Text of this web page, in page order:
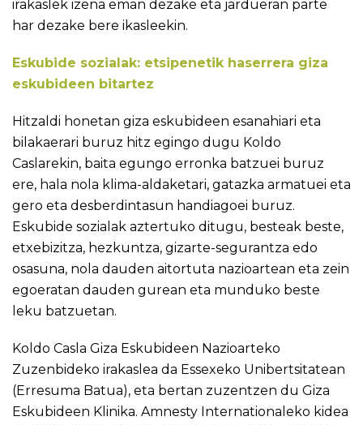
irakaslek izena eman dezake eta jardueran parte
har dezake bere ikasleekin.
Eskubide sozialak: etsipenetik haserrera giza
eskubideen bitartez
Hitzaldi honetan giza eskubideen esanahiari eta
bilakaerari buruz hitz egingo dugu Koldo
Caslarekin, baita egungo erronka batzuei buruz
ere, hala nola klima-aldaketari, gatazka armatuei eta
gero eta desberdintasun handiagoei buruz.
Eskubide sozialak aztertuko ditugu, besteak beste,
etxebizitza, hezkuntza, gizarte-segurantza edo
osasuna, nola dauden aitortuta nazioartean eta zein
egoeratan dauden gurean eta munduko beste
leku batzuetan.
Koldo Casla Giza Eskubideen Nazioarteko
Zuzenbideko irakaslea da Essexeko Unibertsitatean
(Erresuma Batua), eta bertan zuzentzen du Giza
Eskubideen Klinika. Amnesty Internationaleko kidea